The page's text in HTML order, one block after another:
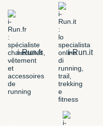
i-Run.fr i-Run.it